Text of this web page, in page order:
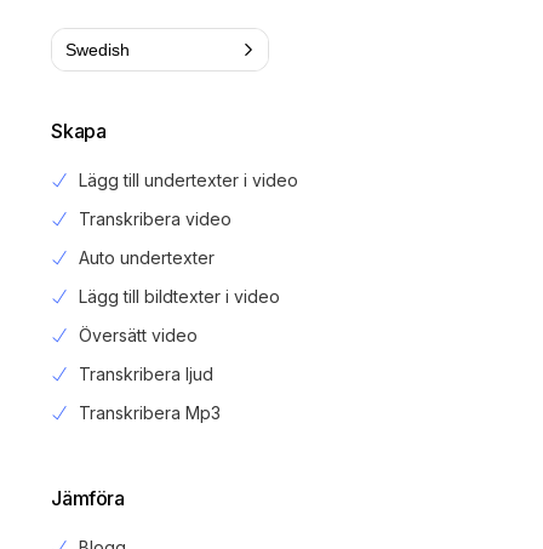
Swedish
Skapa
Lägg till undertexter i video
Transkribera video
Auto undertexter
Lägg till bildtexter i video
Översätt video
Transkribera ljud
Transkribera Mp3
Jämföra